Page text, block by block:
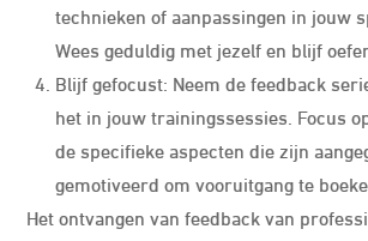
technieken of aanpassingen in jouw
Wees geduldig met jezelf en blijf
Blijf gefocust: Neem de feedback
het in jouw trainingssessies. Focus
de specifieke aspecten die zijn
gemotiveerd om vooruitgang te
Het ontvangen van feedback van